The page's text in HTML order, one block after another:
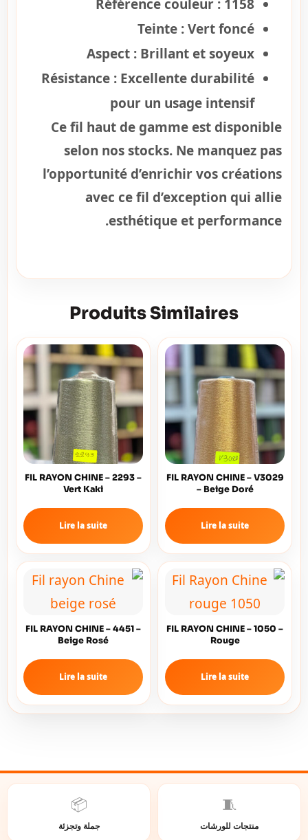
Référence couleur : 1158
Teinte :Vert foncé
Aspect : Brillant et soyeux
Résistance : Excellente durabilité
pour un usage intensif
Ce fil haut de gamme est disponible
selon nos stocks. Ne manquez pas
l’opportunité d’enrichir vos créations
avec ce fil d’exception qui allie
esthétique et performance.
Produits Similaires
FIL RAYON CHINE – V3029
– Beige Doré
Lire la suite
FIL RAYON CHINE – 2293 –
Vert Kaki
Lire la suite
FIL RAYON CHINE – 1050 –
Rouge
Lire la suite
FIL RAYON CHINE – 4451 –
Beige Rosé
Lire la suite
🧵
منتجات للورشات
📦
جملة وتجزئة